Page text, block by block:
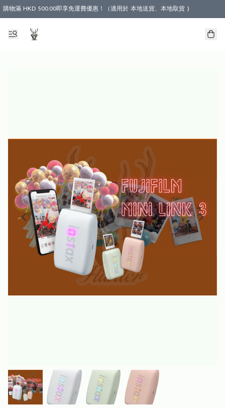
購物滿 HKD 500.00即享免運費優惠！（適用於 本地送貨、本地取貨 )